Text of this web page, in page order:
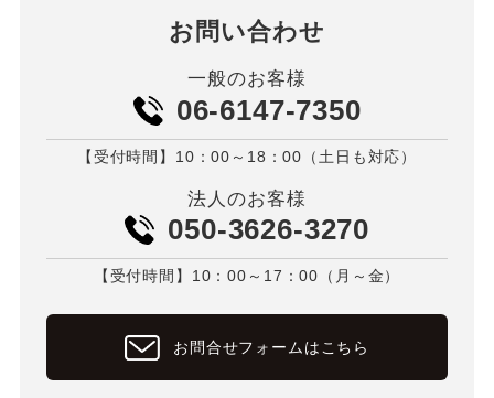
お問い合わせ
一般のお客様
06-6147-7350
【受付時間】10：00～18：00（土日も対応）
法人のお客様
050-3626-3270
【受付時間】10：00～17：00（月～金）
お問合せフォームはこちら